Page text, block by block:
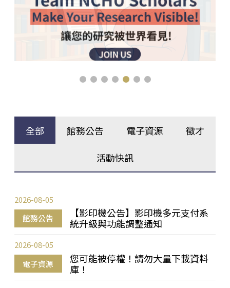
全部 館務公告 電子資源 徵才
活動快訊
館務公告
【影印機公告】影印機多元支付系
統升級與功能調整通知
2026-08-05
電子資源
您可能被停權！請勿大量下載資料
庫！
2026-08-05